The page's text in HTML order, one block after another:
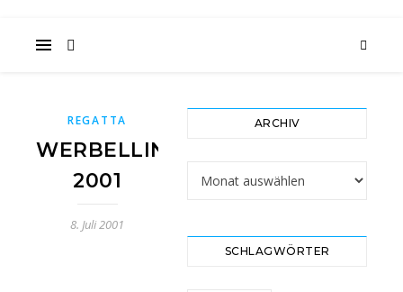
im
Gesicht
REGATTA
WERBELLINSEECUP
2001
8. Juli 2001
ARCHIV
SCHLAGWÖRTER